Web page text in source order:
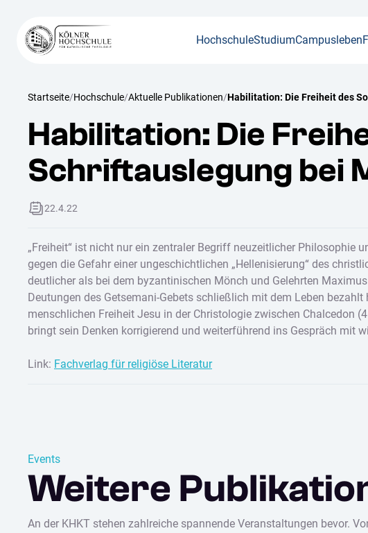
HochschuleStudiumCampusleben
Startseite/Hochschule/Aktuelle Publikationen/Habilitation: Die Freiheit des
Habilitation: Die
Schriftauslegung bei
22.4.22
„Freiheit“ ist nicht nur ein zentraler Begriff neuzeitlicher Philosophie
gegen die Gefahr einer ungeschichtlichen „Hellenisierung“ des
deutlicher als bei dem byzantinischen Mönch und Gelehrten
Deutungen des Getsemani-Gebets schließlich mit dem Leben
menschlichen Freiheit Jesu in der Christologie zwischen Chalcedon
bringt sein Denken korrigierend und weiterführend ins Gespräch mit
Link: Fachverlag für religiöse Literatur
Events
Weitere
An der KHKT stehen zahlreiche spannende Veranstaltungen bevor.